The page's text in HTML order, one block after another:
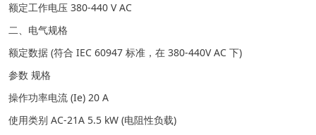
额定工作电压 380-440 V AC
二、电气规格
额定数据 (符合 IEC 60947 标准，在 380-440V AC 下)
参数 规格
操作功率电流 (Ie) 20 A
使用类别 AC-21A 5.5 kW (电阻性负载)